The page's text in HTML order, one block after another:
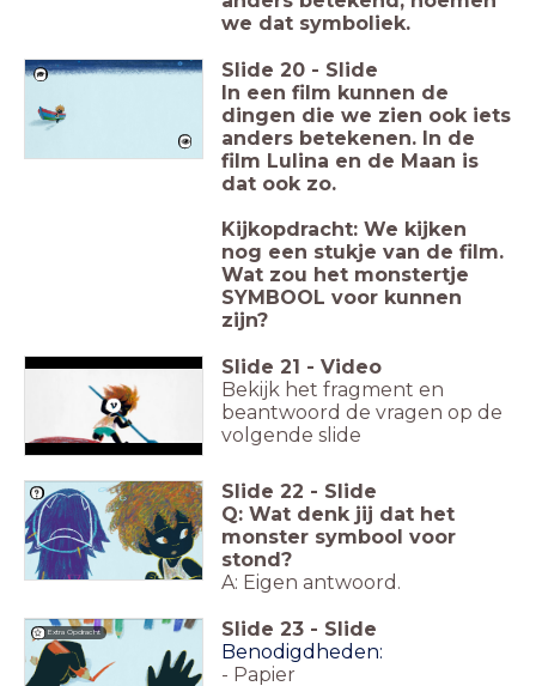
we dat symboliek.
Slide 20 - Slide
In een film kunnen de
dingen die we zien ook iets
anders betekenen. In de
film Lulina en de Maan is
dat ook zo.
Kijkopdracht: We kijken
nog een stukje van de film.
Wat zou het monstertje
SYMBOOL voor kunnen
zijn?
Slide 21 - Video
Bekijk het fragment en
beantwoord de vragen op de
volgende slide
Slide 22 - Slide
Q: Wat denk jij dat het
monster symbool voor
stond?
A: Eigen antwoord.
Extra Opdracht Slide 23 - Slide
Benodigdheden:
- Papier